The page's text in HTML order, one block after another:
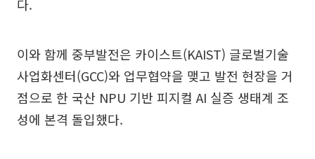
다.
이와 함께 중부발전은 카이스트(KAIST) 글로벌기술
사업화센터(GCC)와 업무협약을 맺고 발전 현장을 거
점으로 한 국산 NPU 기반 피지컬 AI 실증 생태계 조
성에 본격 돌입했다.